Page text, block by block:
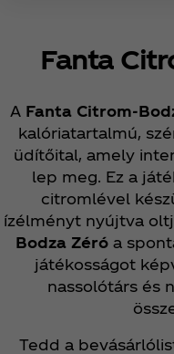
Fanta
A Fanta Citrom-
kalóriatartalmú,
üdítőital, amely
lep meg. Ez a
citromlével
ízélményt nyújtva
Bodza Zéróa
játékosságot
nassolótárs és
Tedd a